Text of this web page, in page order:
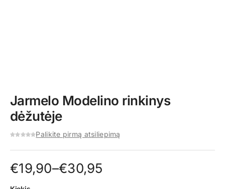
Jarmelo Modelino rinkinys
dėžutėje
Palikite pirmą atsiliepimą
€19,90–€30,95
Price
range: